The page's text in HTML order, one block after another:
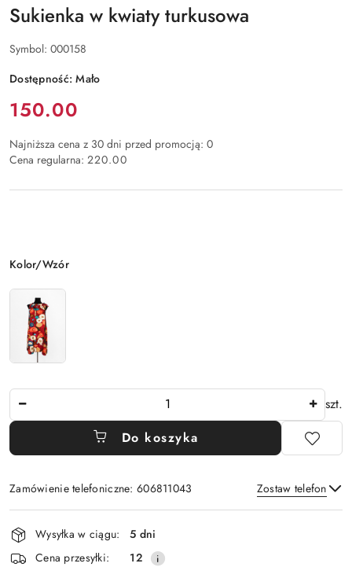
Sukienka w kwiaty turkusowa
Symbol: 000158
Dostępność:Mało
Cena:
150.00
Najniższa cena z 30 dni przed promocją: 0
Cena regularna: 220.00
Wariant
Kolor/Wzór
szt.
Do koszyka
Zamówienie telefoniczne: 606811043 Zostaw telefon
Wyślij
Dostępność
i
dostawa
Wysyłka w ciągu:
5 dni
Cena przesyłki:
12